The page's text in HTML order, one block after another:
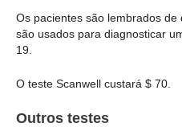
Os pacientes são lembrados
são usados para diagnosticar
19.
O teste Scanwell custará $ 70.
Outros testes